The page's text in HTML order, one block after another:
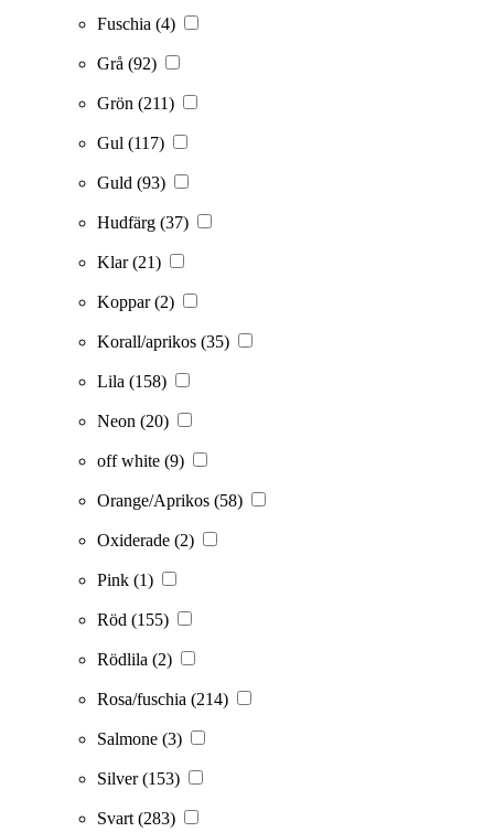
Fuschia (4)
Grå (92)
Grön (211)
Gul (117)
Guld (93)
Hudfärg (37)
Klar(21)
Koppar(2)
Korall/aprikos (35)
Lila (158)
Neon (20)
off white (9)
Orange/Aprikos (58)
Oxiderade (2)
Pink (1)
Röd (155)
Rödlila (2)
Rosa/fuschia (214)
Salmone (3)
Silver(153)
Svart(283)